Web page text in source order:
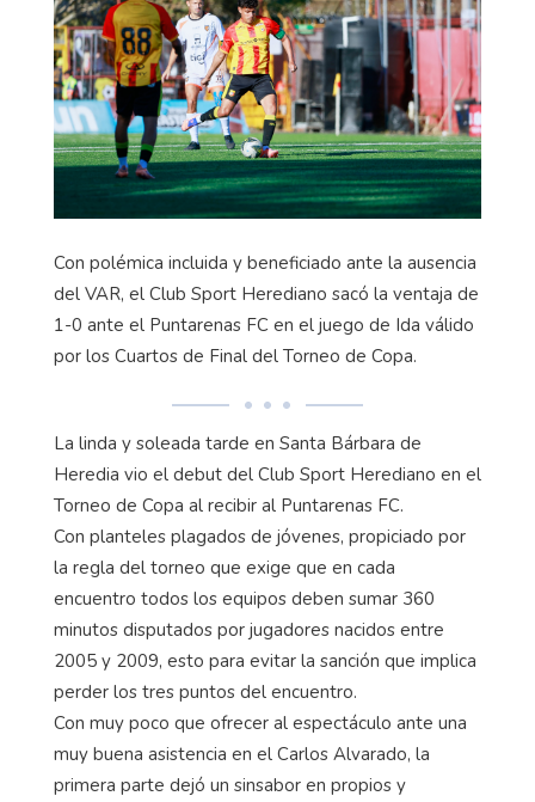
Con polémica incluida y beneficiado ante la ausencia
del VAR, el Club Sport Herediano sacó la ventaja de
1-0 ante el Puntarenas FC en el juego de Ida válido
por los Cuartos de Final del Torneo de Copa.
La linda y soleada tarde en Santa Bárbara de
Heredia vio el debut del Club Sport Herediano en el
Torneo de Copa al recibir al Puntarenas FC.
Con planteles plagados de jóvenes, propiciado por
la regla del torneo que exige que en cada
encuentro todos los equipos deben sumar 360
minutos disputados por jugadores nacidos entre
2005 y 2009, esto para evitar la sanción que implica
perder los tres puntos del encuentro.
Con muy poco que ofrecer al espectáculo ante una
muy buena asistencia en el Carlos Alvarado, la
primera parte dejó un sinsabor en propios y